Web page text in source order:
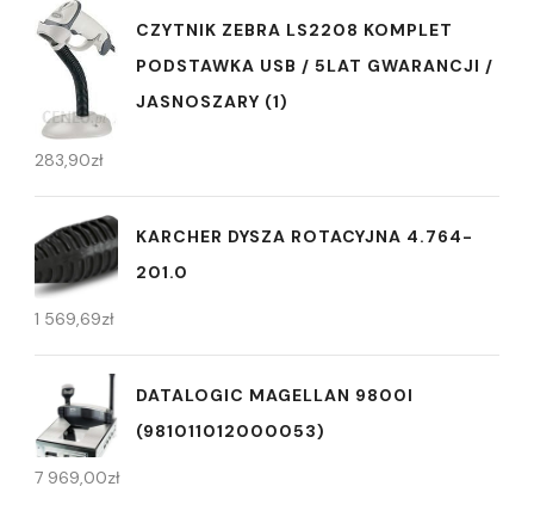
CZYTNIK ZEBRA LS2208 KOMPLET
PODSTAWKA USB / 5LAT GWARANCJI /
JASNOSZARY (1)
283,90zł
KARCHER DYSZA ROTACYJNA 4.764-
201.0
1 569,69zł
DATALOGIC MAGELLAN 9800I
(981011012000053)
7 969,00zł